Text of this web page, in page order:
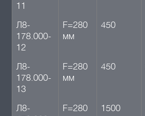
11
Л8-
178.000-
12
F=280
мм
450
Л8-
178.000-
13
F=280
мм
450
Л8-
F=280
1500